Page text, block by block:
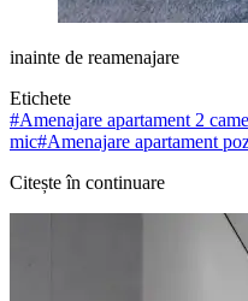
inainte de reamenajare
Etichete
#Amenajare apartament 2
mic#Amenajare apartament
Citește în continuare